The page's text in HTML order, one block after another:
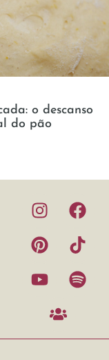
o descanso
do pão